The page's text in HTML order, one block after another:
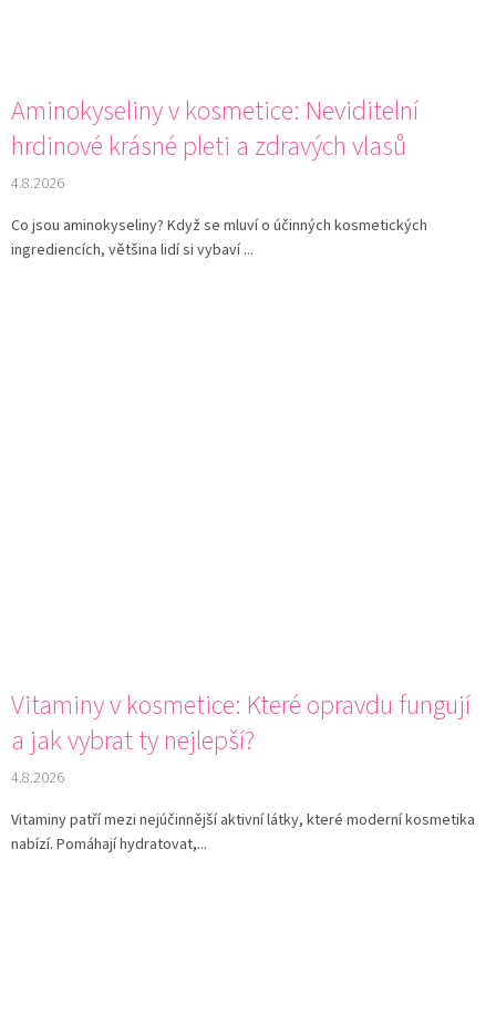
Aminokyseliny v kosmetice: Neviditelní
hrdinové krásné pleti a zdravých vlasů
4.8.2026
Co jsou aminokyseliny? Když se mluví o účinných kosmetických
ingrediencích, většina lidí si vybaví ...
Vitaminy v kosmetice: Které opravdu fungují
a jak vybrat ty nejlepší?
4.8.2026
Vitaminy patří mezi nejúčinnější aktivní látky, které moderní kosmetika
nabízí. Pomáhají hydratovat,...